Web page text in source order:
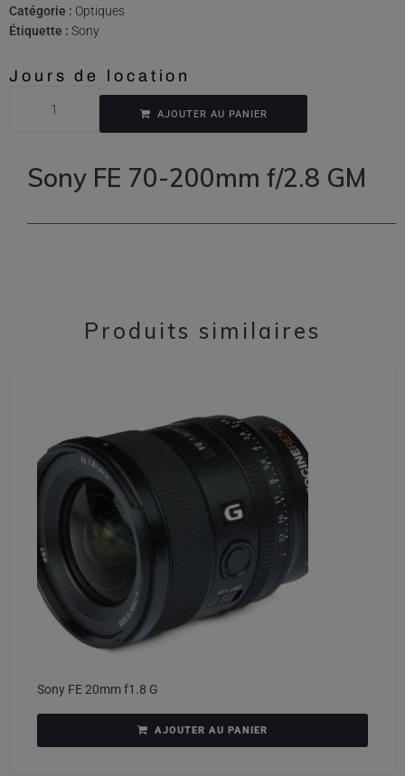
Catégorie : Optiques
Étiquette : Sony
Jours de location
AJOUTER AU PANIER
Sony FE 70-200mm f/2.8 GM
Produits similaires
Sony FE 20mm f1.8 G
AJOUTER AU PANIER